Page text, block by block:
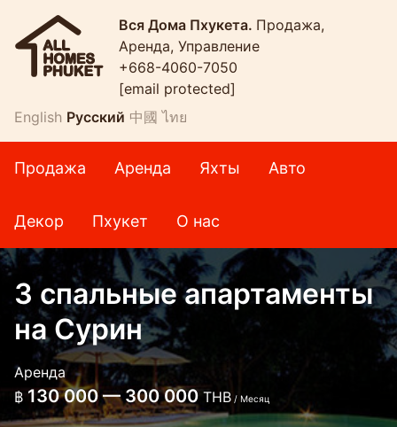
Вся Дома Пхукета. Продажа,
Аренда, Управление
+668-4060-7050
[email protected]
English Русский 中國 ไทย
Продажа Аренда Яхты Авто
Декор Пхукет О нас
3 спальные апартаменты
на Сурин
Аренда
฿ 130 000 — 300 000 THB / Месяц